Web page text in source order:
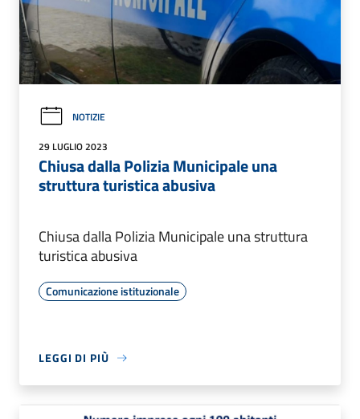
NOTIZIE
29 LUGLIO 2023
Chiusa dalla Polizia Municipale una
struttura turistica abusiva
Chiusa dalla Polizia Municipale una struttura
turistica abusiva
Comunicazione istituzionale
LEGGI DI PIÙ